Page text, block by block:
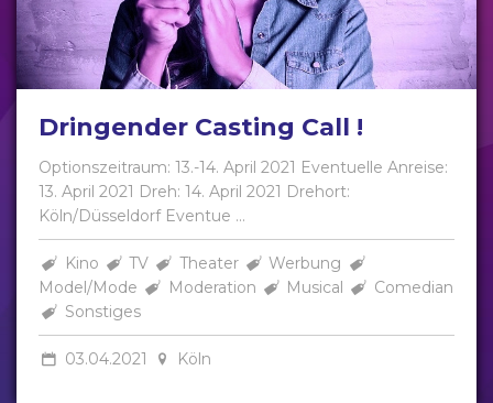
Dringender Casting Call !
Optionszeitraum: 13.-14. April 2021 Eventuelle Anreise:
13. April 2021 Dreh: 14. April 2021 Drehort:
Köln/Düsseldorf Eventue ...
Kino TV Theater
Werbung
Model/Mode
Moderation Musical
Comedian
Sonstiges
03.04.2021 Köln